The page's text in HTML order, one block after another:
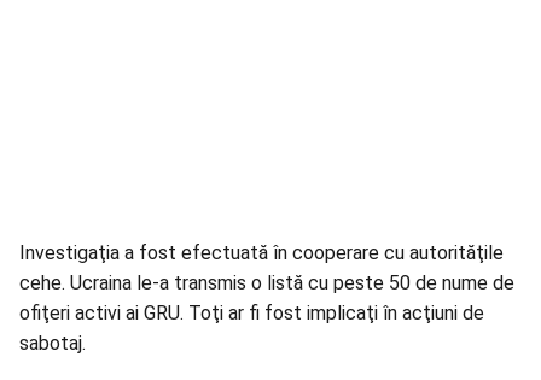
Investigaţia a fost efectuată în cooperare cu autorităţile
cehe. Ucraina le-a transmis o listă cu peste 50 de nume de
ofiţeri activi ai GRU. Toţi ar fi fost implicaţi în acţiuni de
sabotaj.